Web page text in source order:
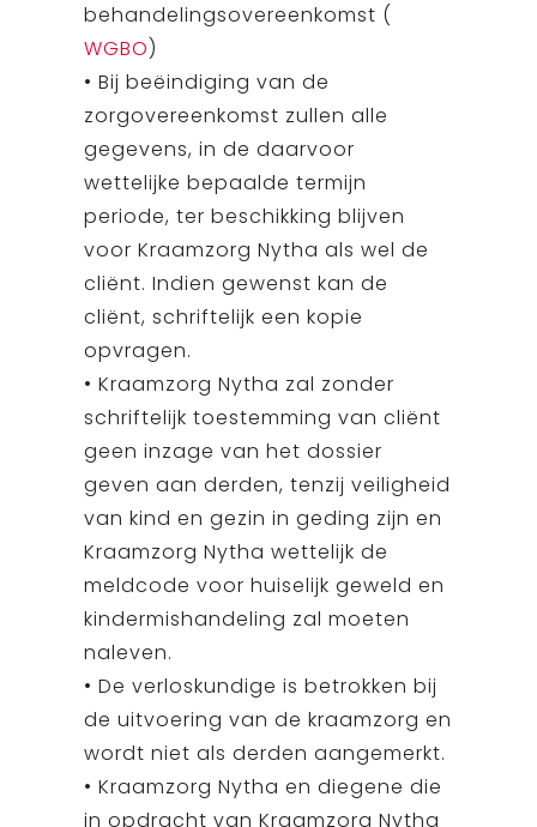
behandelingsovereenkomst (
WGBO)
• Bij beëindiging van de
zorgovereenkomst zullen alle
gegevens, in de daarvoor
wettelijke bepaalde termijn
periode, ter beschikking blijven
voor Kraamzorg Nytha als wel de
cliënt. Indien gewenst kan de
cliënt, schriftelijk een kopie
opvragen.
• Kraamzorg Nytha zal zonder
schriftelijk toestemming van cliënt
geen inzage van het dossier
geven aan derden, tenzij veiligheid
van kind en gezin in geding zijn en
Kraamzorg Nytha wettelijk de
meldcode voor huiselijk geweld en
kindermishandeling zal moeten
naleven.
• De verloskundige is betrokken bij
de uitvoering van de kraamzorg en
wordt niet als derden aangemerkt.
• Kraamzorg Nytha en diegene die
in opdracht van Kraamzorg Nytha